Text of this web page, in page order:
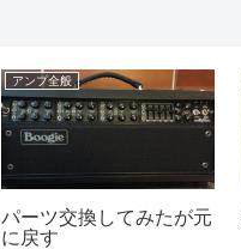
アンプ全般
パーツ交換してみたが元
に戻す